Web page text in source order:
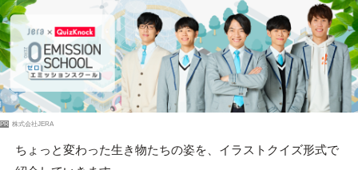
PR 株式会社JERA
ちょっと変わった生き物たちの姿を、イラストクイズ形式で